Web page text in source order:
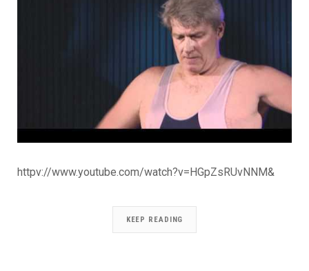
httpv://www.youtube.com/watch?v=HGpZsRUvNNM&
KEEP READING